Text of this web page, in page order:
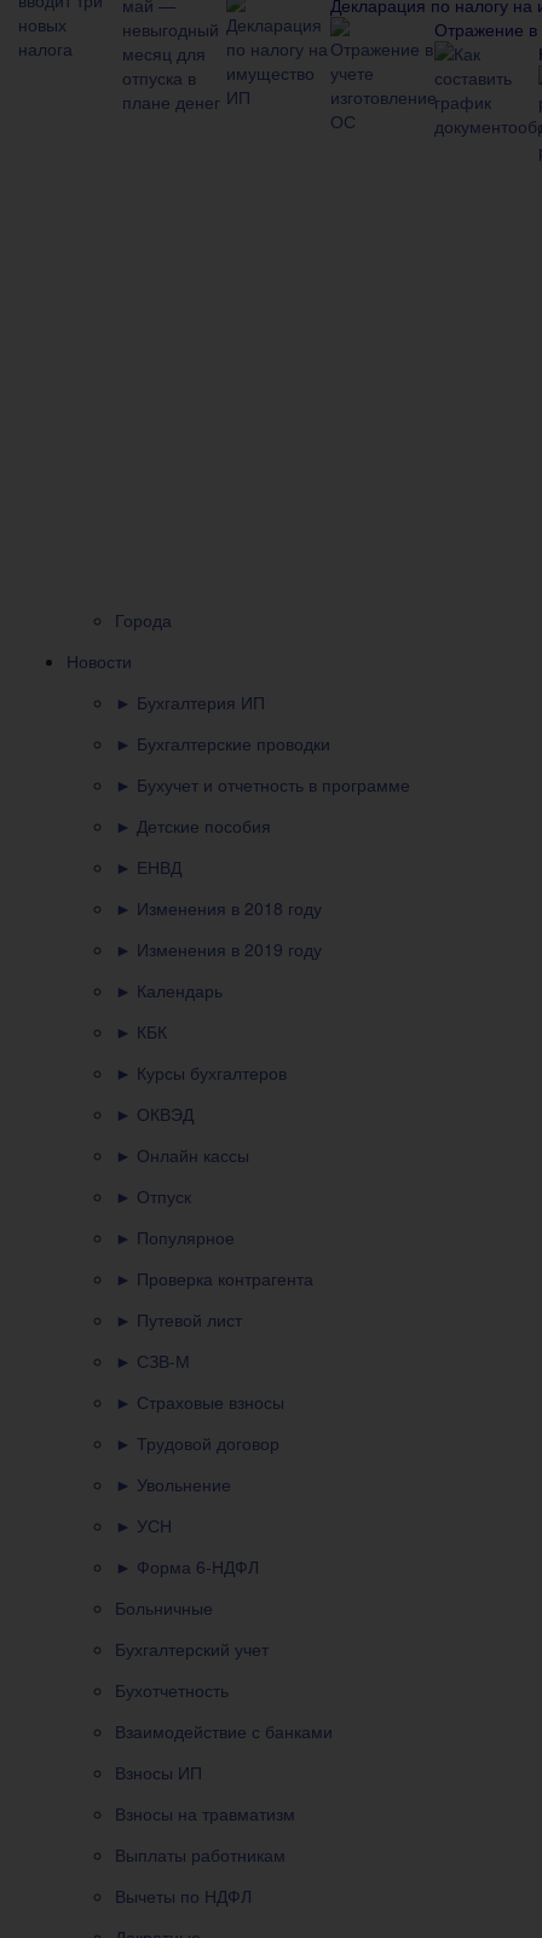
Отражение в
Города
Новости
► Бухгалтерия ИП
► Бухгалтерские проводки
► Бухучет и отчетность в программе
► Детские пособия
► ЕНВД
► Изменения в 2018 году
► Изменения в 2019 году
► Календарь
► КБК
► Курсы бухгалтеров
► ОКВЭД
► Онлайн кассы
► Отпуск
► Популярное
► Проверка контрагента
► Путевой лист
► СЗВ-М
► Страховые взносы
► Трудовой договор
► Увольнение
► УСН
► Форма 6-НДФЛ
Больничные
Бухгалтерский учет
Бухотчетность
Взаимодействие с банками
Взносы ИП
Взносы на травматизм
Выплаты работникам
Вычеты по НДФЛ